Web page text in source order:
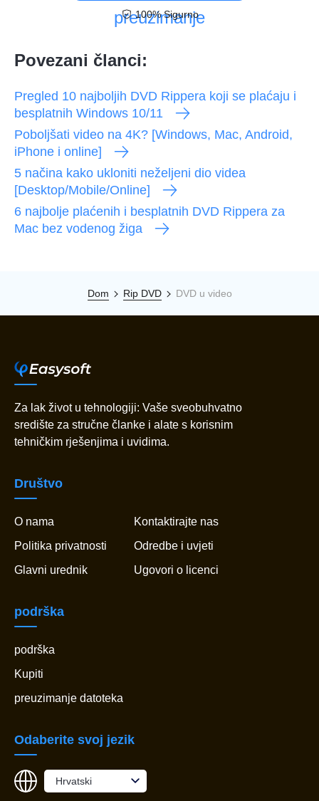
preuzimanje
100% Sigurno
Povezani članci:
Pregled 10 najboljih DVD Rippera koji se plaćaju i
besplatnih Windows 10/11
Poboljšati video na 4K? [Windows, Mac, Android,
iPhone i online]
5 načina kako ukloniti neželjeni dio videa
[Desktop/Mobile/Online]
6 najbolje plaćenih i besplatnih DVD Rippera za
Mac bez vodenog žiga
Dom Rip DVD DVD u video
Za lak život u tehnologiji: Vaše sveobuhvatno
središte za stručne članke i alate s korisnim
tehničkim rješenjima i uvidima.
Društvo
O nama
Kontaktirajte nas
Politika privatnosti
Odredbe i uvjeti
Glavni urednik
Ugovori o licenci
podrška
podrška
Kupiti
preuzimanje datoteka
Odaberite svoj jezik
Hrvatski